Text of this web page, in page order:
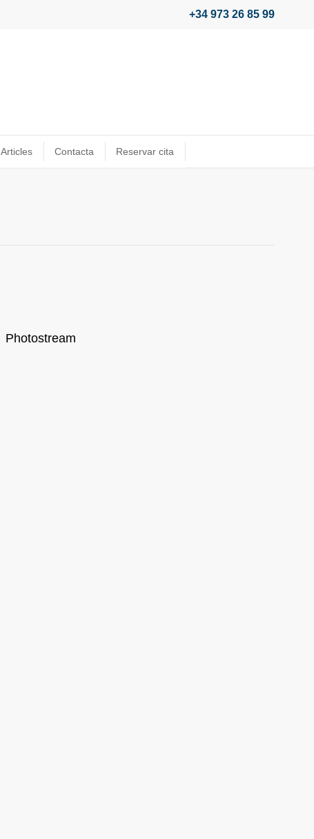
+34 973 26 85 99
Articles Contacta Reservar cita
Photostream